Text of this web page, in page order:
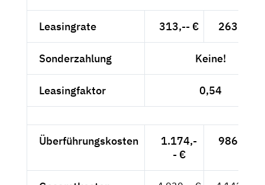
Leasingrate 313,-- € 263,03 €
Sonderzahlung Keine!
Leasingfaktor 0,54
Überführungskosten
1.174,-
- €
986,55 €